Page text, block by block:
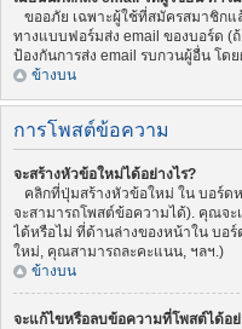
ขออภัย เฉพาะผู้ใช้ที่สมัครสมาชิกแ
ทางแบบฟอร์มส่ง email ของบอร์ด
ป้องกันการส่ง email รบกวนผู้อื่น โด
ข้างบน
การโพสต์ข้อความ
จะสร้างหัวข้อใหม่ได้อย่างไร?
คลิกที่ปุ่มสร้างหัวข้อใหม่ ใน บอร์ด
จะสามารถโพสต์ข้อความได้). คุณจ
ได้หรือไม่ ที่ด้านล่างของหน้าใน บอ
ใหม่, คุณสามารถละคะแนน, ฯลฯ.)
ข้างบน
จะแก้ไขหรือลบข้อความที่โพสต์ได้อย่